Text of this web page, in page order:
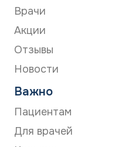
Врачи
Акции
Отзывы
Новости
Важно
Пациентам
Для врачей